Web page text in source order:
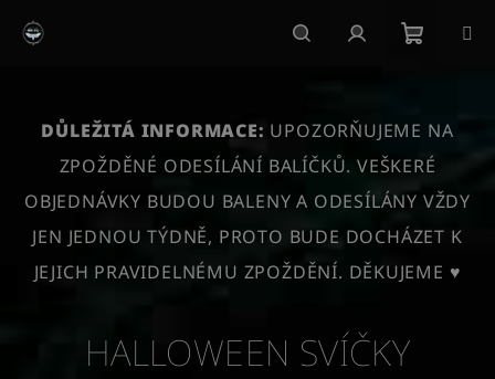
košík
DŮLEŽITÁ INFORMACE: UPOZORŇUJEME NA
ZPOŽDĚNÉ ODESÍLÁNÍ BALÍČKŮ. VEŠKERÉ
OBJEDNÁVKY BUDOU BALENY A ODESÍLÁNY VŽDY
JEN JEDNOU TÝDNĚ, PROTO BUDE DOCHÁZET K
JEJICH PRAVIDELNÉMU ZPOŽDĚNÍ. DĚKUJEME ♥
HALLOWEEN SVÍČKY